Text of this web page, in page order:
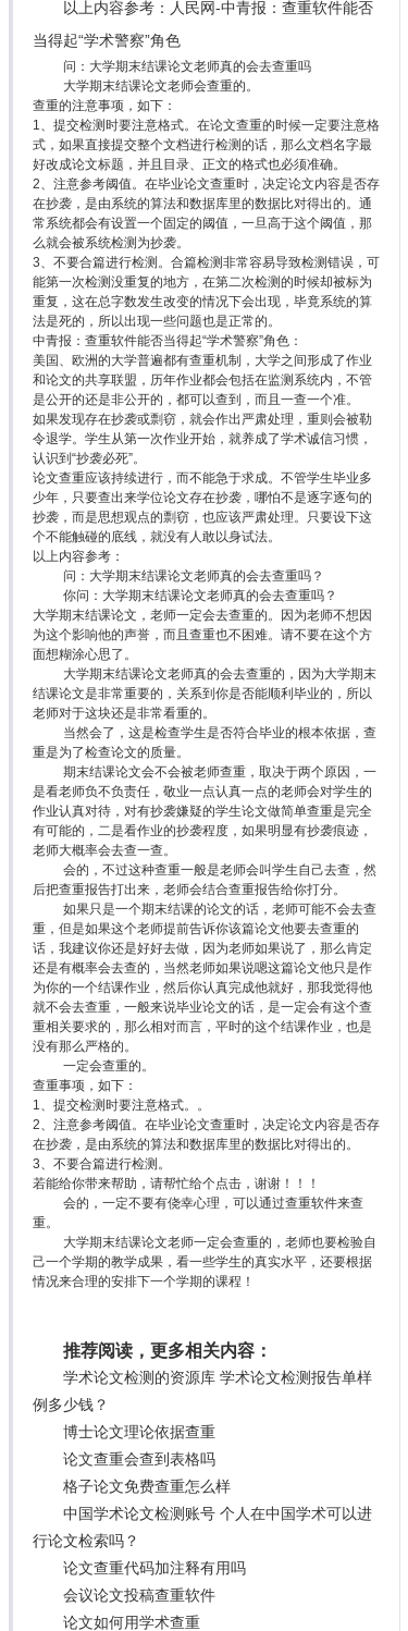
以上内容参考：人民网-中青报：查重软件能否
当得起“学术警察”角色
问：大学期末结课论文老师真的会去查重吗
大学期末结课论文老师会查重的。
查重的注意事项，如下：
1、提交检测时要注意格式。在论文查重的时候一定要注意格
式，如果直接提交整个文档进行检测的话，那么文档名字最
好改成论文标题，并且目录、正文的格式也必须准确。
2、注意参考阈值。在毕业论文查重时，决定论文内容是否存
在抄袭，是由系统的算法和数据库里的数据比对得出的。通
常系统都会有设置一个固定的阈值，一旦高于这个阈值，那
么就会被系统检测为抄袭。
3、不要合篇进行检测。合篇检测非常容易导致检测错误，可
能第一次检测没重复的地方，在第二次检测的时候却被标为
重复，这在总字数发生改变的情况下会出现，毕竟系统的算
法是死的，所以出现一些问题也是正常的。
中青报：查重软件能否当得起“学术警察”角色：
美国、欧洲的大学普遍都有查重机制，大学之间形成了作业
和论文的共享联盟，历年作业都会包括在监测系统内，不管
是公开的还是非公开的，都可以查到，而且一查一个准。
如果发现存在抄袭或剽窃，就会作出严肃处理，重则会被勒
令退学。学生从第一次作业开始，就养成了学术诚信习惯，
认识到“抄袭必死”。
论文查重应该持续进行，而不能急于求成。不管学生毕业多
少年，只要查出来学位论文存在抄袭，哪怕不是逐字逐句的
抄袭，而是思想观点的剽窃，也应该严肃处理。只要设下这
个不能触碰的底线，就没有人敢以身试法。
以上内容参考：
问：大学期末结课论文老师真的会去查重吗？
你问：大学期末结课论文老师真的会去查重吗？
大学期末结课论文，老师一定会去查重的。因为老师不想因
为这个影响他的声誉，而且查重也不困难。请不要在这个方
面想糊涂心思了。
大学期末结课论文老师真的会去查重的，因为大学期末
结课论文是非常重要的，关系到你是否能顺利毕业的，所以
老师对于这块还是非常看重的。
当然会了，这是检查学生是否符合毕业的根本依据，查
重是为了检查论文的质量。
期末结课论文会不会被老师查重，取决于两个原因，一
是看老师负不负责任，敬业一点认真一点的老师会对学生的
作业认真对待，对有抄袭嫌疑的学生论文做简单查重是完全
有可能的，二是看作业的抄袭程度，如果明显有抄袭痕迹，
老师大概率会去查一查。
会的，不过这种查重一般是老师会叫学生自己去查，然
后把查重报告打出来，老师会结合查重报告给你打分。
如果只是一个期末结课的论文的话，老师可能不会去查
重，但是如果这个老师提前告诉你该篇论文他要去查重的
话，我建议你还是好好去做，因为老师如果说了，那么肯定
还是有概率会去查的，当然老师如果说嗯这篇论文他只是作
为你的一个结课作业，然后你认真完成他就好，那我觉得他
就不会去查重，一般来说毕业论文的话，是一定会有这个查
重相关要求的，那么相对而言，平时的这个结课作业，也是
没有那么严格的。
一定会查重的。
查重事项，如下：
1、提交检测时要注意格式。。
2、注意参考阈值。在毕业论文查重时，决定论文内容是否存
在抄袭，是由系统的算法和数据库里的数据比对得出的。
3、不要合篇进行检测。
若能给你带来帮助，请帮忙给个点击，谢谢！！！
会的，一定不要有侥幸心理，可以通过查重软件来查
重。
大学期末结课论文老师一定会查重的，老师也要检验自
己一个学期的教学成果，看一些学生的真实水平，还要根据
情况来合理的安排下一个学期的课程！
推荐阅读，更多相关内容：
学术论文检测的资源库 学术论文检测报告单样
例多少钱？
博士论文理论依据查重
论文查重会查到表格吗
格子论文免费查重怎么样
中国学术论文检测账号 个人在中国学术可以进
行论文检索吗？
论文查重代码加注释有用吗
会议论文投稿查重软件
论文如何用学术查重